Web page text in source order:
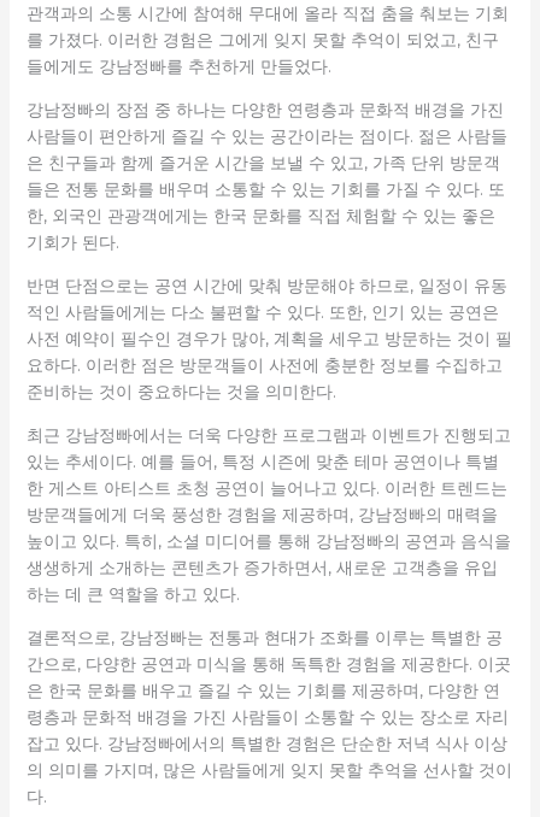
관객과의 소통 시간에 참여해 무대에 올라 직접 춤을 춰보는 기회
를 가졌다. 이러한 경험은 그에게 잊지 못할 추억이 되었고, 친구
들에게도 강남정빠를 추천하게 만들었다.
강남정빠의 장점 중 하나는 다양한 연령층과 문화적 배경을 가진
사람들이 편안하게 즐길 수 있는 공간이라는 점이다. 젊은 사람들
은 친구들과 함께 즐거운 시간을 보낼 수 있고, 가족 단위 방문객
들은 전통 문화를 배우며 소통할 수 있는 기회를 가질 수 있다. 또
한, 외국인 관광객에게는 한국 문화를 직접 체험할 수 있는 좋은
기회가 된다.
반면 단점으로는 공연 시간에 맞춰 방문해야 하므로, 일정이 유동
적인 사람들에게는 다소 불편할 수 있다. 또한, 인기 있는 공연은
사전 예약이 필수인 경우가 많아, 계획을 세우고 방문하는 것이 필
요하다. 이러한 점은 방문객들이 사전에 충분한 정보를 수집하고
준비하는 것이 중요하다는 것을 의미한다.
최근 강남정빠에서는 더욱 다양한 프로그램과 이벤트가 진행되고
있는 추세이다. 예를 들어, 특정 시즌에 맞춘 테마 공연이나 특별
한 게스트 아티스트 초청 공연이 늘어나고 있다. 이러한 트렌드는
방문객들에게 더욱 풍성한 경험을 제공하며, 강남정빠의 매력을
높이고 있다. 특히, 소셜 미디어를 통해 강남정빠의 공연과 음식을
생생하게 소개하는 콘텐츠가 증가하면서, 새로운 고객층을 유입
하는 데 큰 역할을 하고 있다.
결론적으로, 강남정빠는 전통과 현대가 조화를 이루는 특별한 공
간으로, 다양한 공연과 미식을 통해 독특한 경험을 제공한다. 이곳
은 한국 문화를 배우고 즐길 수 있는 기회를 제공하며, 다양한 연
령층과 문화적 배경을 가진 사람들이 소통할 수 있는 장소로 자리
잡고 있다. 강남정빠에서의 특별한 경험은 단순한 저녁 식사 이상
의 의미를 가지며, 많은 사람들에게 잊지 못할 추억을 선사할 것이
다.